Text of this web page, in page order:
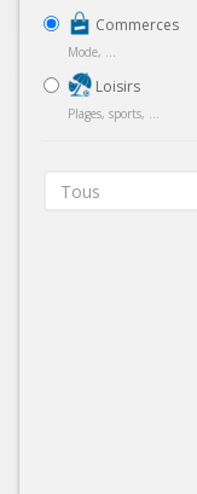
Commerces
Mode, ...
Loisirs
Plages, sports, ...
Tous